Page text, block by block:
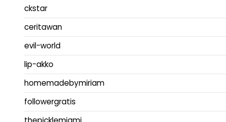
ckstar
ceritawan
evil-world
lip-akko
homemadebymiriam
followergratis